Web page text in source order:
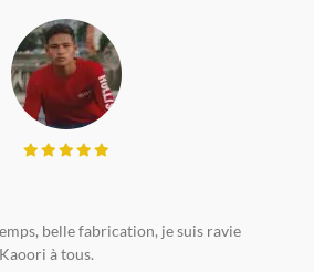
belle fabrication, je suis ravie
à tous.